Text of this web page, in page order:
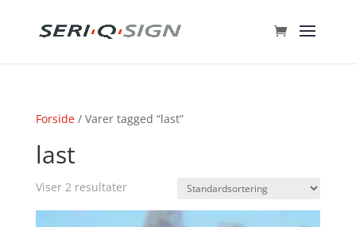
Forside/ Varer tagged “last”
last
Viser 2 resultater